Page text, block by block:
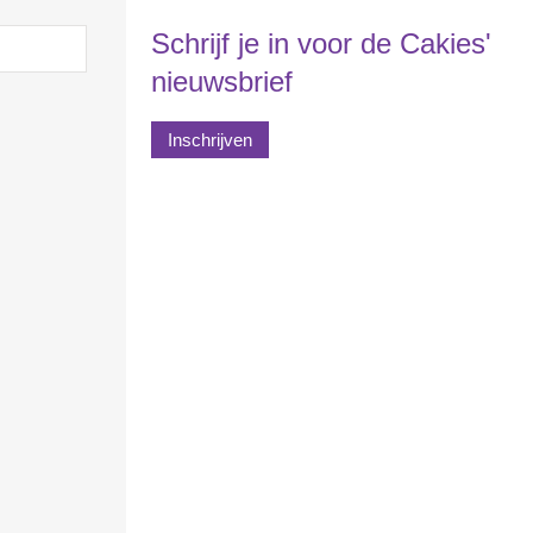
Schrijf je in voor de Cakies'
nieuwsbrief
Inschrijven